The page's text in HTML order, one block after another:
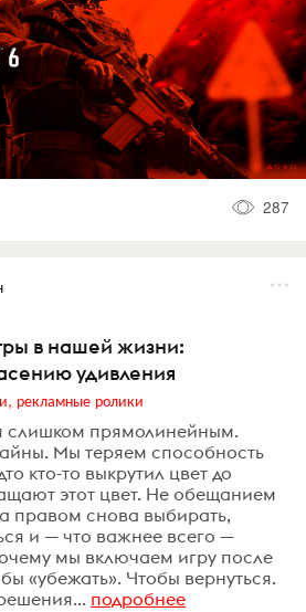
287
в нашей жизни:
удивления
рекламные ролики
слишком прямолинейным.
Мы теряем способность
кто-то выкрутил цвет до
этот цвет. Не обещанием
а правом снова выбирать,
и — что важнее всего —
мы включаем игру после
«убежать». Чтобы вернуться.
подробнее